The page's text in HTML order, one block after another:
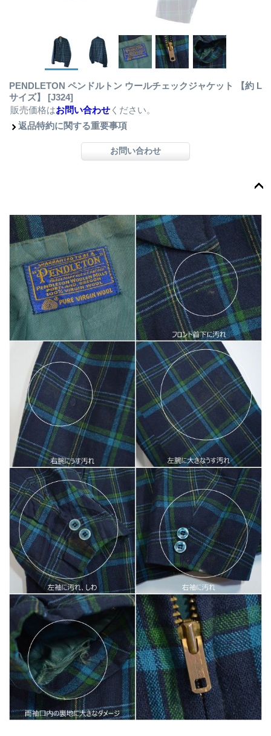
PENDLETON ペンドルトン ウールチェックジャケット 【約 L
サイズ】 [J324]
販売価格はお問い合わせ ください。
返品特約に関する重要事項